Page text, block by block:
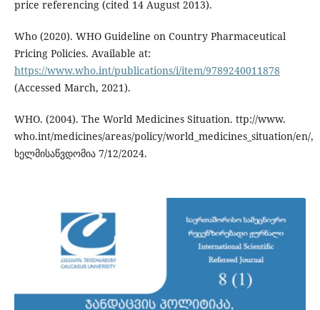
price referencing (cited 14 August 2013).
Who (2020). WHO Guideline on Country Pharmaceutical
Pricing Policies. Available at:
https://www.who.int/publications/i/item/9789240011878
(Accessed March, 2021).
WHO. (2004). The World Medicines Situation. ttp://www.
who.int/medicines/areas/policy/world_medicines_situation/en/,
ხელმისაწვდომია 7/12/2024.